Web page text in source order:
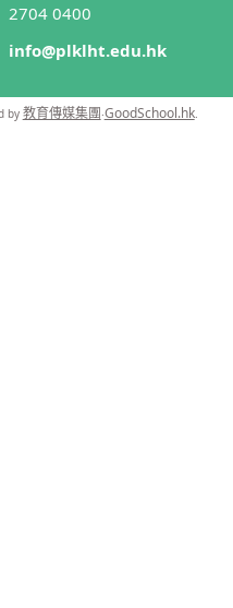
2704 0400
info@plklht.edu.hk
by 教育傳媒集團‧GoodSchool.hk.